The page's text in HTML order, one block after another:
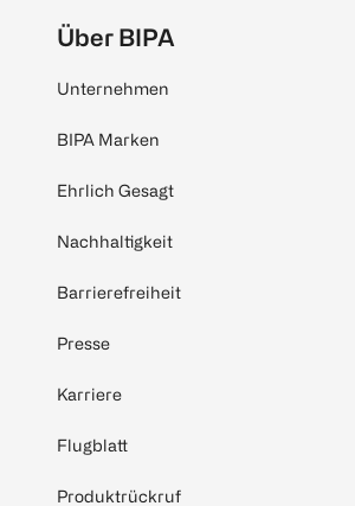
Über BIPA
Unternehmen
BIPA Marken
Ehrlich Gesagt
Nachhaltigkeit
Barrierefreiheit
Presse
Karriere
Flugblatt
Produktrückruf